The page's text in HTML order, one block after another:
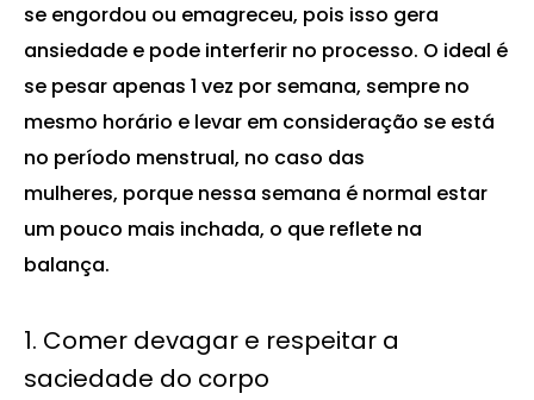
se engordou ou emagreceu, pois isso gera
ansiedade e pode interferir no processo. O ideal é
se pesar apenas 1 vez por semana, sempre no
mesmo horário e levar em consideração se está
no período menstrual, no caso das
mulheres, porque nessa semana é normal estar
um pouco mais inchada, o que reflete na
balança.
1. Comer devagar e respeitar a
saciedade do corpo